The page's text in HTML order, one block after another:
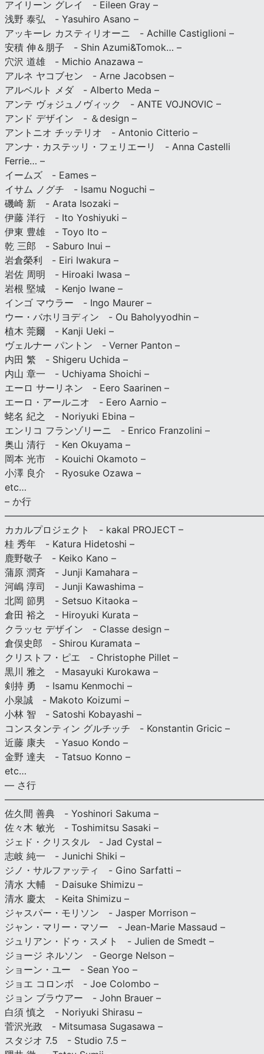
アイリーン グレイ - Eileen Gray –
浅野 泰弘 - Yasuhiro Asano –
アッキーレ カスティリオーニ - Achille Castiglioni –
安積 伸＆朋子 - Shin Azumi&Tomok… –
穴沢 道雄 - Michio Anazawa –
アルネ ヤコブセン - Arne Jacobsen –
アルベルト メダ - Alberto Meda –
アンテ ヴォジュノヴィック - ANTE VOJNOVIC –
アンド デザイン - ＆design –
アントニオ チッテリオ - Antonio Citterio –
アンナ・カステッリ・フェリエーリ - Anna Castelli
Ferrie… –
イームズ - Eames –
イサム ノグチ - Isamu Noguchi –
磯崎 新 - Arata Isozaki –
伊藤 洋行 - Ito Yoshiyuki –
伊東 豊雄 - Toyo Ito –
乾 三郎 - Saburo Inui –
岩倉榮利 - Eiri Iwakura –
岩佐 周明 - Hiroaki Iwasa –
岩根 堅城 - Kenjo Iwane –
インゴ マウラー - Ingo Maurer –
ウー・バホリヨディン - Ou Baholyyodhin –
植木 莞爾 - Kanji Ueki –
ヴェルナー パントン - Verner Panton –
内田 繁 - Shigeru Uchida –
内山 章一 - Uchiyama Shoichi –
エーロ サーリネン - Eero Saarinen –
エーロ・アールニオ - Eero Aarnio –
蛯名 紀之 - Noriyuki Ebina –
エンリコ フランゾリーニ - Enrico Franzolini –
奥山 清行 - Ken Okuyama –
岡本 光市 - Kouichi Okamoto –
小澤 良介 - Ryosuke Ozawa –
etc…
– か行
カカルプロジェクト - kakal PROJECT –
桂 秀年 - Katura Hidetoshi –
鹿野敬子 - Keiko Kano –
蒲原 潤斉 - Junji Kamahara –
河嶋 淳司 - Junji Kawashima –
北岡 節男 - Setsuo Kitaoka –
倉田 裕之 - Hiroyuki Kurata –
クラッセ デザイン - Classe design –
倉俣史郎 - Shirou Kuramata –
クリストフ・ピエ - Christophe Pillet –
黒川 雅之 - Masayuki Kurokawa –
剣持 勇 - Isamu Kenmochi –
小泉誠 - Makoto Koizumi –
小林 智 - Satoshi Kobayashi –
コンスタンティン グルチッチ - Konstantin Gricic –
近藤 康夫 - Yasuo Kondo –
金野 達夫 - Tatsuo Konno –
etc…
— さ行
佐久間 善典 - Yoshinori Sakuma –
佐々木 敏光 - Toshimitsu Sasaki –
ジェド・クリスタル - Jad Cystal –
志岐 純一 - Junichi Shiki –
ジノ・サルファッティ - Gino Sarfatti –
清水 大輔 - Daisuke Shimizu –
清水 慶太 - Keita Shimizu –
ジャスパー・モリソン - Jasper Morrison –
ジャン・マリー・マソー - Jean-Marie Massaud –
ジュリアン・ドゥ・スメト - Julien de Smedt –
ジョージ ネルソン - George Nelson –
ショーン・ユー - Sean Yoo –
ジョエ コロンボ - Joe Colombo –
ジョン ブラウアー - John Brauer –
白須 慎之 - Noriyuki Shirasu –
菅沢光政 - Mitsumasa Sugasawa –
スタジオ 7.5 - Studio 7.5 –